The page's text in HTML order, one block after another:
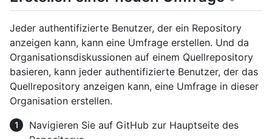
Jeder authentifizierte Benutzer, der ein Repository
anzeigen kann, kann eine Umfrage erstellen. Und da
Organisationsdiskussionen auf einem Quellrepository
basieren, kann jeder authentifizierte Benutzer, der das
Quellrepository anzeigen kann, eine Umfrage in dieser
Organisation erstellen.
Navigieren Sie auf GitHub zur Hauptseite des